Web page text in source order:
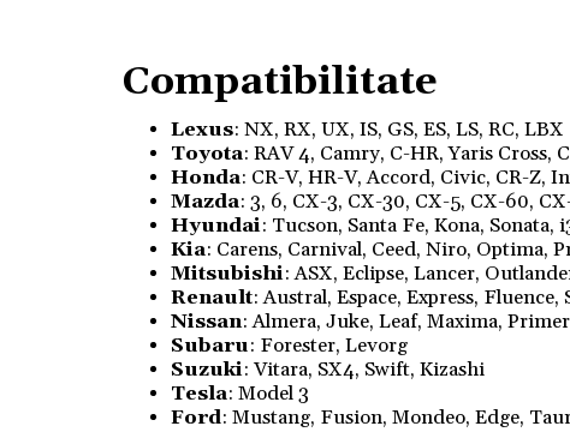
Compatibilitate
Lexus: NX, RX, UX, IS, GS, ES, LS, RC, LBX
Toyota: RAV 4, Camry, C-HR, Yaris Cross,
Honda: CR-V, HR-V, Accord, Civic, CR-Z,
Mazda: 3, 6, CX-3, CX-30, CX-5, CX-60,
Hyundai: Tucson, Santa Fe, Kona,
Kia: Carens, Carnival, Ceed, Niro, Optima,
Mitsubishi: ASX, Eclipse, Lancer,
Renault: Austral, Espace, Express,
Nissan: Almera, Juke, Leaf, Maxima,
Subaru: Forester, Levorg
Suzuki: Vitara, SX4, Swift, Kizashi
Tesla: Model 3
Ford: Mustang, Fusion, Mondeo, Edge,